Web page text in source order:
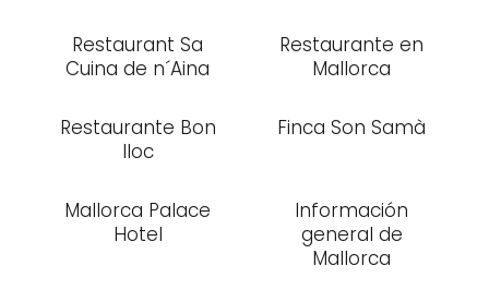
Restaurant Sa
Cuina de n´Aina
Restaurante en
Mallorca
Restaurante Bon
lloc
Finca Son Samà
Mallorca Palace
Hotel
Información
general de
Mallorca